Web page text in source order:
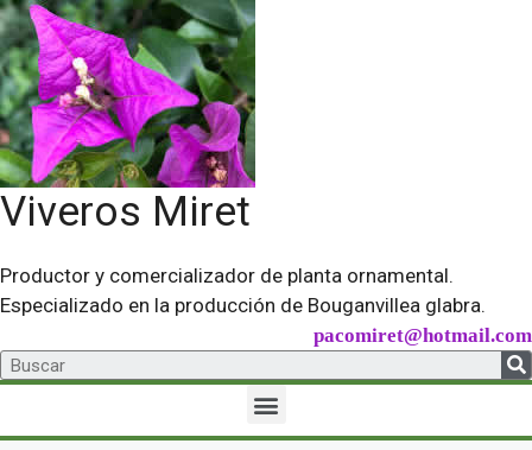
Viveros Miret
Productor y comercializador de planta ornamental.
Especializado en la producción de Bouganvillea glabra.
pacomiret@hotmail.com